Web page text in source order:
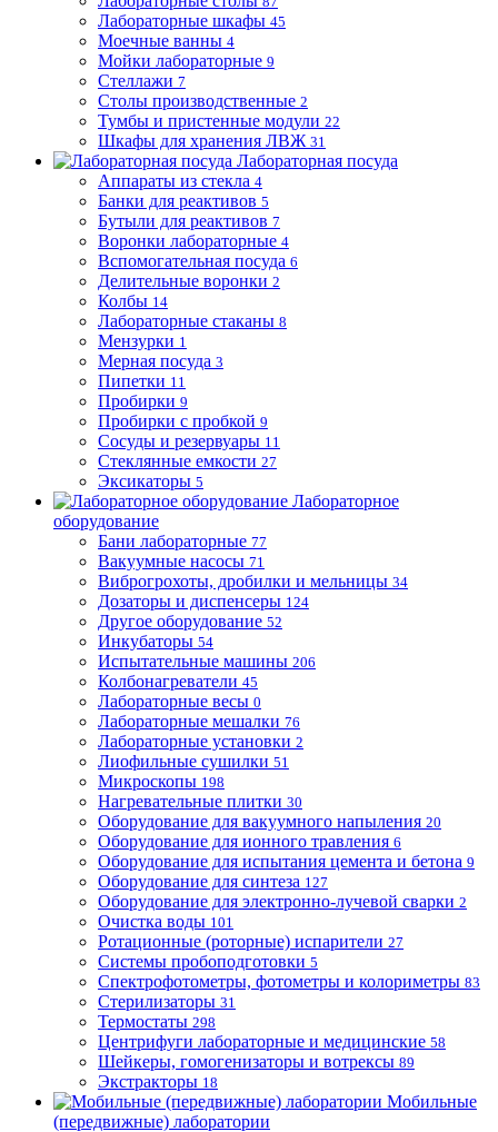
Лабораторные шкафы 45
Моечные ванны 4
Мойки лабораторные 9
Стеллажи 7
Столы производственные 2
Тумбы и пристенные модули 22
Шкафы для хранения ЛВЖ 31
Лабораторная посуда
Аппараты из стекла 4
Банки для реактивов 5
Бутыли для реактивов 7
Воронки лабораторные 4
Вспомогательная посуда 6
Делительные воронки 2
Колбы 14
Лабораторные стаканы 8
Мензурки 1
Мерная посуда 3
Пипетки 11
Пробирки 9
Пробирки с пробкой 9
Сосуды и резервуары 11
Стеклянные емкости 27
Эксикаторы 5
Лабораторное
оборудование
Бани лабораторные 77
Вакуумные насосы 71
Виброгрохоты, дробилки и мельницы 34
Дозаторы и диспенсеры 124
Другое оборудование 52
Инкубаторы 54
Испытательные машины 206
Колбонагреватели 45
Лабораторные весы 0
Лабораторные мешалки 76
Лабораторные установки 2
Лиофильные сушилки 51
Микроскопы 198
Нагревательные плитки 30
Оборудование для вакуумного напыления 20
Оборудование для ионного травления 6
Оборудование для испытания цемента и бетона 9
Оборудование для синтеза 127
Оборудование для электронно-лучевой сварки 2
Очистка воды 101
Ротационные (роторные) испарители 27
Системы пробоподготовки 5
Спектрофотометры, фотометры и колориметры 83
Стерилизаторы 31
Термостаты 298
Центрифуги лабораторные и медицинские 58
Шейкеры, гомогенизаторы и вотрексы 89
Экстракторы 18
Мобильные
(передвижные) лаборатории